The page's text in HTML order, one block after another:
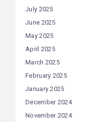
July 2025
June 2025
May 2025
April 2025
March 2025
February 2025
January 2025
December 2024
November 2024